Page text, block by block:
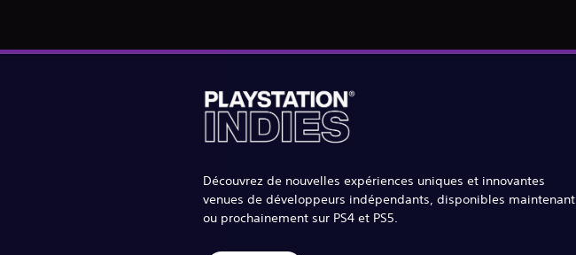
Découvrez de nouvelles expériences uniques et innovantes
venues de développeurs indépendants, disponibles maintenant
ou prochainement sur PS4 et PS5.